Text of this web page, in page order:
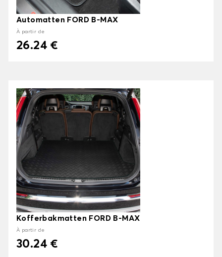
Automatten FORD B-MAX
À partir de
26.24 €
Kofferbakmatten FORD B-MAX
À partir de
30.24 €